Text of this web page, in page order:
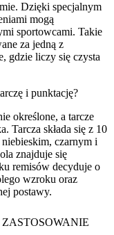
Dzięki specjalnym
mogą
sportowcami. Takie
za jedną z
gdzie liczy się czysta
i punktację?
określone, a tarcze
Tarcza składa się z 10
czarnym i
znajduje się
remisów decyduje o
wzroku oraz
postawy.
ZASTOSOWANIE